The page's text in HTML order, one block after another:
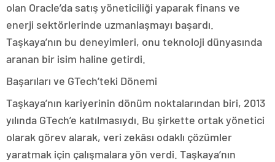
olan Oracle’da satış yöneticiliği yaparak finans ve
enerji sektörlerinde uzmanlaşmayı başardı.
Taşkaya’nın bu deneyimleri, onu teknoloji dünyasında
aranan bir isim haline getirdi.
Başarıları ve GTech’teki Dönemi
Taşkaya’nın kariyerinin dönüm noktalarından biri, 2013
yılında GTech’e katılmasıydı. Bu şirkette ortak yönetici
olarak görev alarak, veri zekâsı odaklı çözümler
yaratmak için çalışmalara yön verdi. Taşkaya’nın